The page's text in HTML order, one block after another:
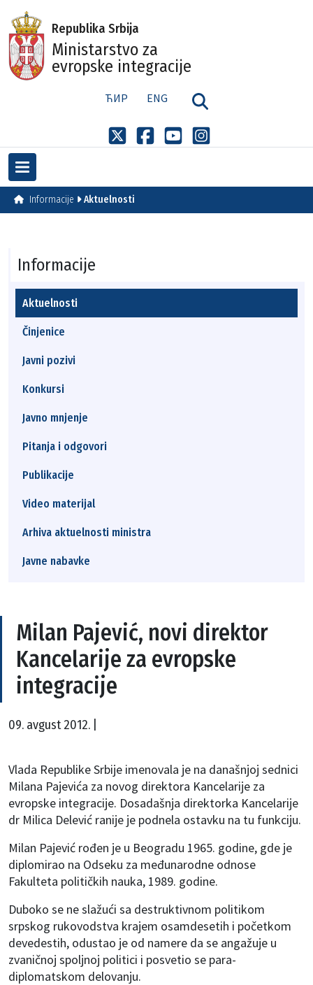
Republika Srbija
Ministarstvo za
evropske integracije
ЋИР ENG
Informacije Aktuelnosti
Informacije
Aktuelnosti
Činjenice
Javni pozivi
Konkursi
Javno mnjenje
Pitanja i odgovori
Publikacije
Video materijal
Arhiva aktuelnosti ministra
Javne nabavke
Milan Pajević, novi direktor
Kancelarije za evropske
integracije
09. avgust 2012. |
Vlada Republike Srbije imenovala je na današnjoj sednici
Milana Pajevića za novog direktora Kancelarije za
evropske integracije. Dosadašnja direktorka Kancelarije
dr Milica Delević ranije je podnela ostavku na tu funkciju.
Milan Pajević rođen je u Beogradu 1965. godine, gde je
diplomirao na Odseku za međunarodne odnose
Fakulteta političkih nauka, 1989. godine.
Duboko se ne slažući sa destruktivnom politikom
srpskog rukovodstva krajem osamdesetih i početkom
devedestih, odustao je od namere da se angažuje u
zvaničnoj spoljnoj politici i posvetio se para-
diplomatskom delovanju.